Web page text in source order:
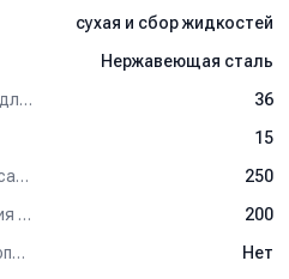
сухая и сбор жидкостей
Нержавеющая сталь
Номинальный диаметр принадлежностей (мм)
36
15
Рабочая ширина основной насадки (мм)
250
Разрежение / сила всасывания (мбар)
200
Рамная тележка с функцией опрокидывания бака
Нет